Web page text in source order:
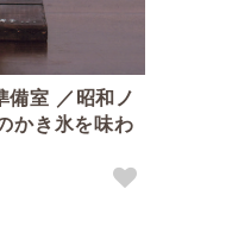
室 ／昭和ノ
かき氷を味わ